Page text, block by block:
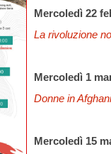
Mercoledì 22
La rivoluzione
Mercoledì 1
Donne in
Mercoledì 15